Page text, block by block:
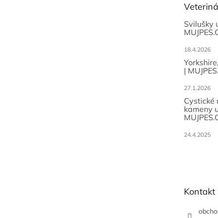
Svilušky
18.4.2026
|
27.1.2026
Cystické
kameny
24.4.2025
Kontakt